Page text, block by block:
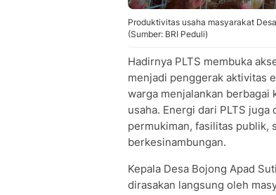
Produktivitas usaha masyarakat
(Sumber: BRI Peduli)
Hadirnya PLTS membuka
menjadi penggerak aktivitas
warga menjalankan berbagai
usaha. Energi dari PLTS
permukiman, fasilitas publik,
berkesinambungan.
Kepala Desa Bojong Apad
dirasakan langsung oleh